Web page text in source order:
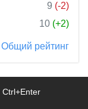
9 (-2)
10 (+2)
Общий рейтинг
Ctrl+Enter